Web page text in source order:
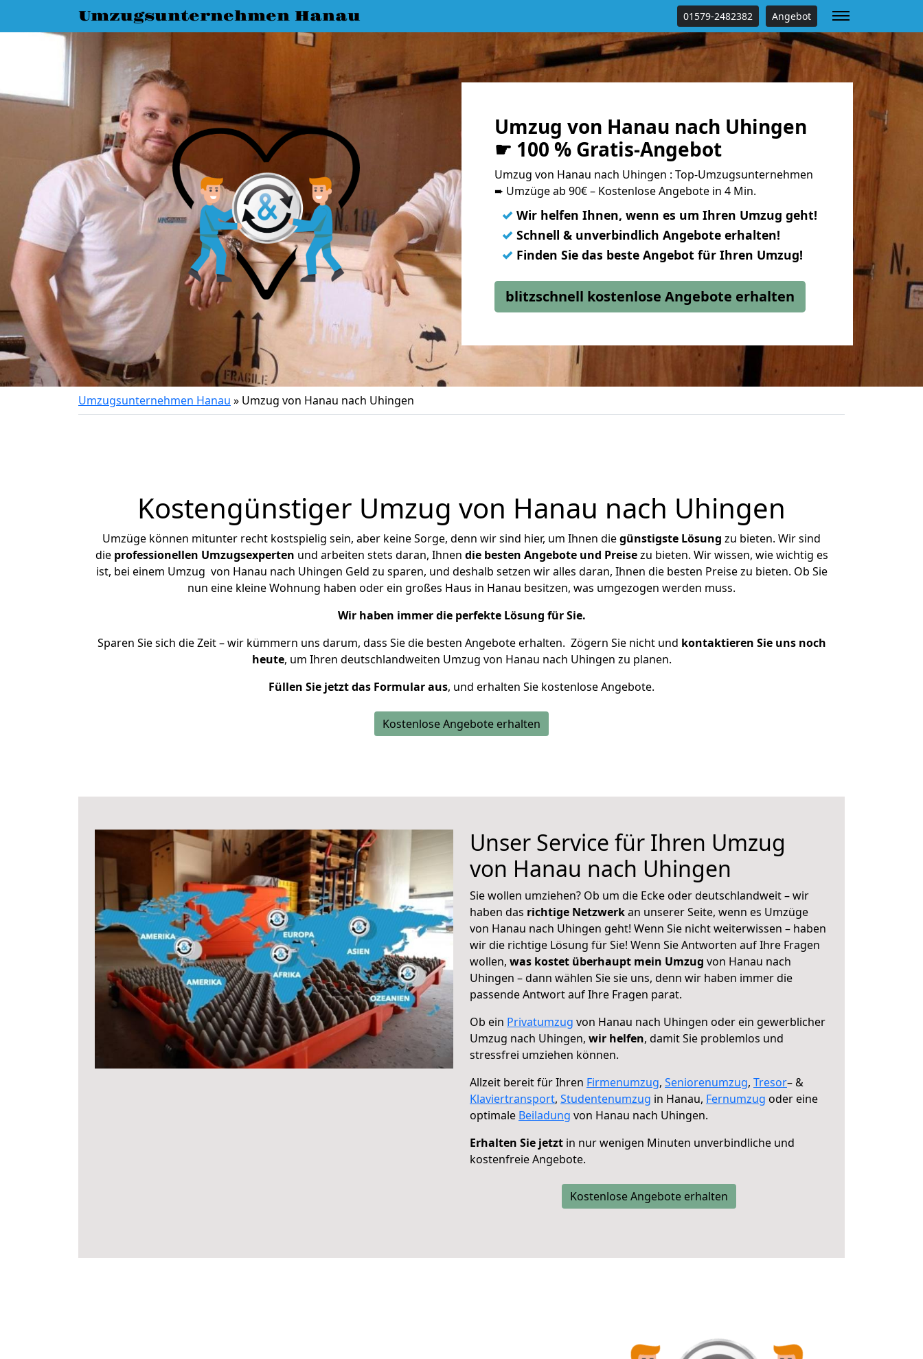
Umzugsunternehmen Hanau 01579-2482382 Angebot
Umzug von Hanau nach Uhingen
☛ 100 % Gratis-Angebot
Umzug von Hanau nach Uhingen : Top-Umzugsunternehmen
➨ Umzüge ab 90€ – Kostenlose Angebote in 4 Min.
✓ Wir helfen Ihnen, wenn es um Ihren Umzug geht!
✓ Schnell & unverbindlich Angebote erhalten!
✓ Finden Sie das beste Angebot für Ihren Umzug!
blitzschnell kostenlose Angebote erhalten
Umzugsunternehmen Hanau » Umzug von Hanau nach Uhingen
Kostengünstiger Umzug von Hanau nach Uhingen
Umzüge können mitunter recht kostspielig sein, aber keine Sorge, denn wir sind hier, um Ihnen diegünstigste Lösung zu bieten. Wir sind
die professionellen Umzugsexperten und arbeiten stets daran, Ihnen die besten Angebote und Preisezu bieten. Wir wissen, wie wichtig es
ist, bei einem Umzug von Hanau nach Uhingen Geld zu sparen, und deshalb setzen wir alles daran, Ihnen die besten Preise zu bieten. Ob Sie
nun eine kleine Wohnung haben oder ein großes Haus in Hanau besitzen, was umgezogen werden muss.
Wir haben immer die perfekte Lösung für Sie.
Sparen Sie sich die Zeit – wir kümmern uns darum, dass Sie die besten Angebote erhalten. Zögern Sie nicht und kontaktieren Sie uns noch
heute, um Ihren deutschlandweiten Umzug von Hanau nach Uhingen zu planen.
Füllen Sie jetzt das Formular aus, und erhalten Sie kostenlose Angebote.
Kostenlose Angebote erhalten
Unser Service für Ihren Umzug
von Hanau nach Uhingen
Sie wollen umziehen? Ob um die Ecke oder deutschlandweit – wir
haben das richtige Netzwerkan unserer Seite, wenn es Umzüge
von Hanau nach Uhingen geht! Wenn Sie nicht weiterwissen – haben
wir die richtige Lösung für Sie! Wenn Sie Antworten auf Ihre Fragen
wollen, was kostet überhaupt mein Umzug von Hanau nach
Uhingen – dann wählen Sie sie uns, denn wir haben immer die
passende Antwort auf Ihre Fragen parat.
Ob ein Privatumzug von Hanau nach Uhingen oder ein gewerblicher
Umzug nach Uhingen, wir helfen, damit Sie problemlos und
stressfrei umziehen können.
Allzeit bereit für Ihren Firmenumzug, Seniorenumzug, Tresor– &
Klaviertransport, Studentenumzug in Hanau, Fernumzug oder eine
optimale Beiladung von Hanau nach Uhingen.
Erhalten Sie jetzt in nur wenigen Minuten unverbindliche und
kostenfreie Angebote.
Kostenlose Angebote erhalten